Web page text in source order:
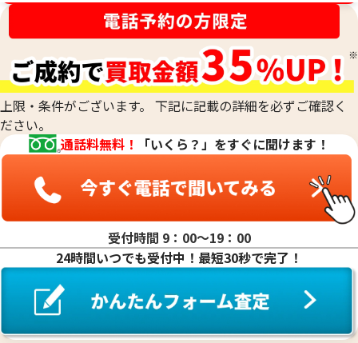
が付いていない金塊やインゴットなど、水に浸すことができ
るものの純度を、非常に正確に測定する際に用います。最終的
な査定額は、これらの科学的なデータに加えて、査定士が持つ
専門知識と経験を総合的に判断して算出されます。
刻印がなくて純度がわからないお品物や、他の素材のお品物
と組み合わされた合金のお品物、低純度のお品物も、当社の
専門的な技術で正確に測定し、その場で価値を判定いたしま
す。他店で「買取は難しい」と断られてしまったお品物も、諦
めずにご相談ください。おたからやでは、確かな鑑定力で、
これまでお値段がつかなかったお品物にも、思わぬ価値が見
つかるかもしれません。どのような貴金属でも、お気軽にお
持ち込みください。
上限・条件がございます。 下記に記載の詳細を必ずご確認く
ださい。
通話料無料！
「いくら？」をすぐに聞けます！
受付時間 9：00〜19：00
24時間いつでも受付中！最短30秒で完了！